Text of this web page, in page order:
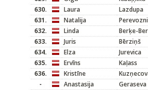
630.
Laura
Lazdupa
631.
Natalija
632.
Linda Berķe-
633.
Juris Bērziņš
634.
Elza Jurevica
635.
Ervīns Kaļass
636.
Kristīne
-
Anastasija Geraseva